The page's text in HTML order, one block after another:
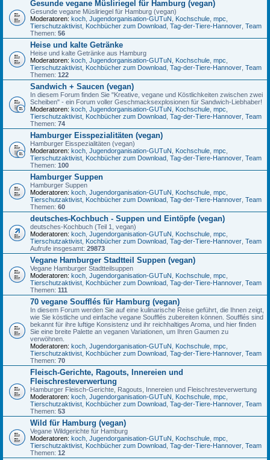
Gesunde vegane Müsliriegel für Hamburg (vegan)
Gesunde vegane Müsliriegel für Hamburg (vegan)
Moderatoren: koch, Jugendorganisation-GUTuN, Kochschule, mpc,
Tierschutzaktivist, Kochbücher zum Download, Tag-der-Tiere-Hannover, Team
Themen: 56
Heise und kalte Getränke
Heise und kalte Getränke aus Hamburg
Moderatoren: koch, Jugendorganisation-GUTuN, Kochschule, mpc,
Tierschutzaktivist, Kochbücher zum Download, Tag-der-Tiere-Hannover, Team
Themen: 122
Sandwich + Saucen (vegan)
In diesem Forum finden Sie "Kreative, vegane und Köstlichkeiten zwischen zwei
Scheiben" - ein Forum voller Geschmacksexplosionen für Sandwich-Liebhaber!
Moderatoren: koch, Jugendorganisation-GUTuN, Kochschule, mpc,
Tierschutzaktivist, Kochbücher zum Download, Tag-der-Tiere-Hannover, Team
Themen: 74
Hamburger Eisspezialitäten (vegan)
Hamburger Eisspezialitäten (vegan)
Moderatoren: koch, Jugendorganisation-GUTuN, Kochschule, mpc,
Tierschutzaktivist, Kochbücher zum Download, Tag-der-Tiere-Hannover, Team
Themen: 100
Hamburger Suppen
Hamburger Suppen
Moderatoren: koch, Jugendorganisation-GUTuN, Kochschule, mpc,
Tierschutzaktivist, Kochbücher zum Download, Tag-der-Tiere-Hannover, Team
Themen: 60
deutsches-Kochbuch - Suppen und Eintöpfe (vegan)
deutsches-Kochbuch (Teil 1, vegan)
Moderatoren: koch, Jugendorganisation-GUTuN, Kochschule, mpc,
Tierschutzaktivist, Kochbücher zum Download, Tag-der-Tiere-Hannover, Team
Aufrufe insgesamt: 29873
Vegane Hamburger Stadtteil Suppen (vegan)
Vegane Hamburger Stadtteilsuppen
Moderatoren: koch, Jugendorganisation-GUTuN, Kochschule, mpc,
Tierschutzaktivist, Kochbücher zum Download, Tag-der-Tiere-Hannover, Team
Themen: 111
70 vegane Soufflés für Hamburg (vegan)
In diesem Forum werden Sie auf eine kulinarische Reise geführt, die Ihnen zeigt,
wie Sie köstliche und einfache vegane Soufflés zubereiten können. Soufflés sind
bekannt für ihre luftige Konsistenz und ihr reichhaltiges Aroma, und hier finden
Sie eine breite Palette an veganen Variationen, um Ihren Gaumen zu
verwöhnen.
Moderatoren: koch, Jugendorganisation-GUTuN, Kochschule, mpc,
Tierschutzaktivist, Kochbücher zum Download, Tag-der-Tiere-Hannover, Team
Themen: 70
Fleisch-Gerichte, Ragouts, Innereien und
Fleischresteverwertung
Hamburger Fleisch-Gerichte, Ragouts, Innereien und Fleischresteverwertung
Moderatoren: koch, Jugendorganisation-GUTuN, Kochschule, mpc,
Tierschutzaktivist, Kochbücher zum Download, Tag-der-Tiere-Hannover, Team
Themen: 53
Wild für Hamburg (vegan)
Vegane Wildgerichte für Hamburg
Moderatoren: koch, Jugendorganisation-GUTuN, Kochschule, mpc,
Tierschutzaktivist, Kochbücher zum Download, Tag-der-Tiere-Hannover, Team
Themen: 12